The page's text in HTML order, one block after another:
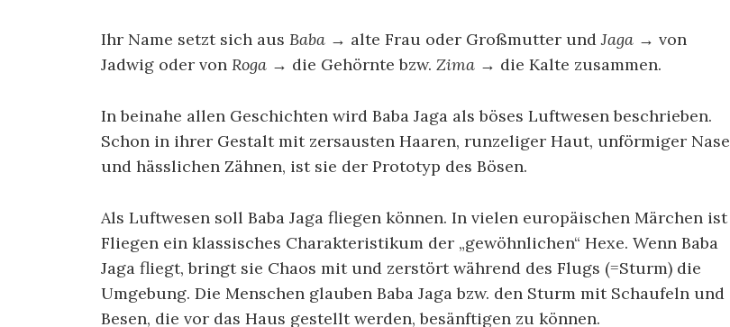
Ihr Name setzt sich aus Baba → alte Frau oder Großmutter undJaga → von
Jadwig oder von Roga → die Gehörnte bzw. Zima → die Kalte zusammen.
In beinahe allen Geschichten wird Baba Jaga als böses Luftwesen beschrieben.
Schon in ihrer Gestalt mit zersausten Haaren, runzeliger Haut, unförmiger Nase
und hässlichen Zähnen, ist sie der Prototyp des Bösen.
Als Luftwesen soll Baba Jaga fliegen können. In vielen europäischen Märchen ist
Fliegen ein klassisches Charakteristikum der „gewöhnlichen“ Hexe. Wenn Baba
Jaga fliegt, bringt sie Chaos mit und zerstört während des Flugs (=Sturm) die
Umgebung. Die Menschen glauben Baba Jaga bzw. den Sturm mit Schaufeln und
Besen, die vor das Haus gestellt werden, besänftigen zu können.